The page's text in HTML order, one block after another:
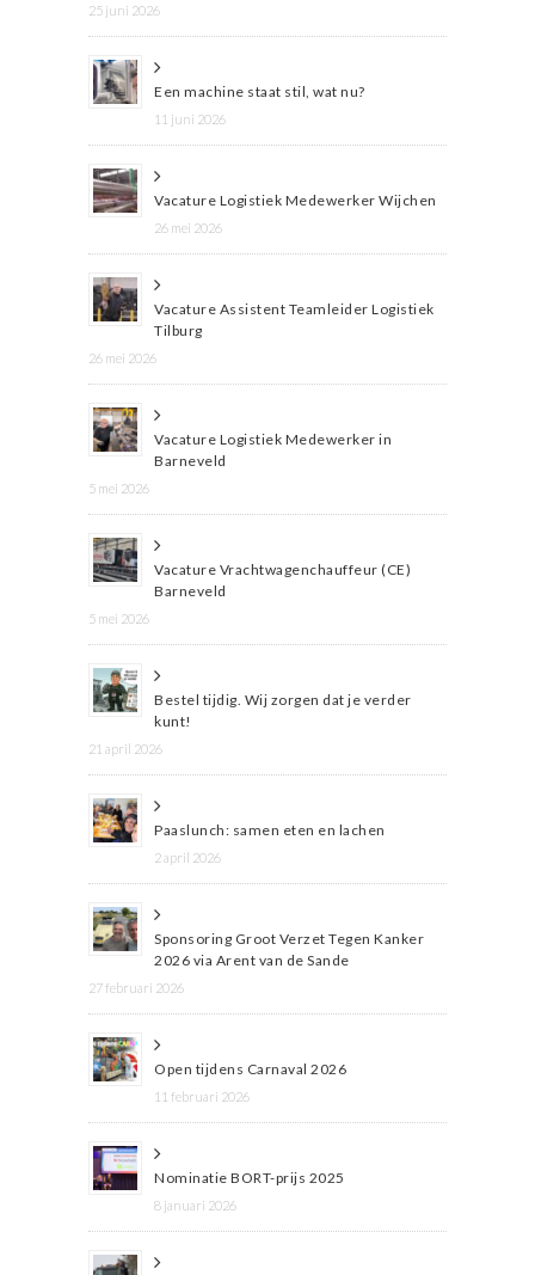
25 juni 2026
Een machine staat stil, wat nu?
11 juni 2026
Vacature Logistiek Medewerker Wijchen
26 mei 2026
Vacature Assistent Teamleider Logistiek
Tilburg
26 mei 2026
Vacature Logistiek Medewerker in
Barneveld
5 mei 2026
Vacature Vrachtwagenchauffeur (CE)
Barneveld
5 mei 2026
Bestel tijdig. Wij zorgen dat je verder
kunt!
21 april 2026
Paaslunch: samen eten en lachen
2 april 2026
Sponsoring Groot Verzet Tegen Kanker
2026 via Arent van de Sande
27 februari 2026
Open tijdens Carnaval 2026
11 februari 2026
Nominatie BORT-prijs 2025
8 januari 2026